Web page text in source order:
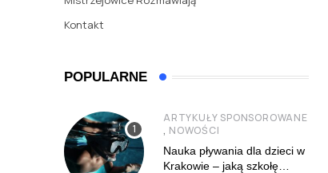
Kontakt
POPULARNE
ARTYKUŁY SPONSOROWANE
, NOWOŚCI
Nauka pływania dla dzieci w
Krakowie – jaką szkołę